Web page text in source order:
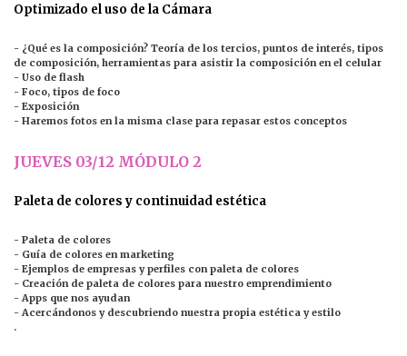
Optimizado el uso de la Cámara
- ¿Qué es la composición? Teoría de los tercios, puntos de interés, tipos
de composición, herramientas para asistir la composición en el celular
- Uso de flash
- Foco, tipos de foco
- Exposición
- Haremos fotos en la misma clase para repasar estos conceptos
JUEVES 03/12 MÓDULO 2
Paleta de colores y continuidad estética
- Paleta de colores
- Guía de colores en marketing
- Ejemplos de empresas y perfiles con paleta de colores
- Creación de paleta de colores para nuestro emprendimiento
- Apps que nos ayudan
- Acercándonos y descubriendo nuestra propia estética y estilo
.